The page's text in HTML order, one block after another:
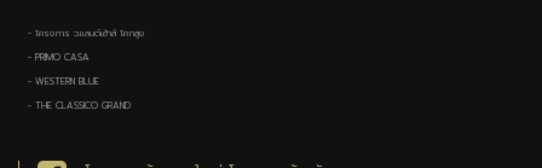
- โครงการ ว.แลนด์เฮ้าส์ โคกสูง
- PRIMO CASA
- WESTERN BLUE
- THE CLASSICO GRAND